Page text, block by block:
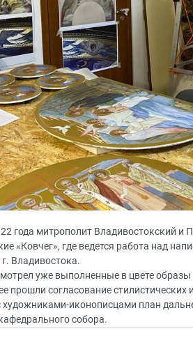
года митрополит Владивостокский и
«Ковчег», где ведется работа над
Владивостока.
уже выполненные в цвете
прошли согласование
иконописцами план
собора.